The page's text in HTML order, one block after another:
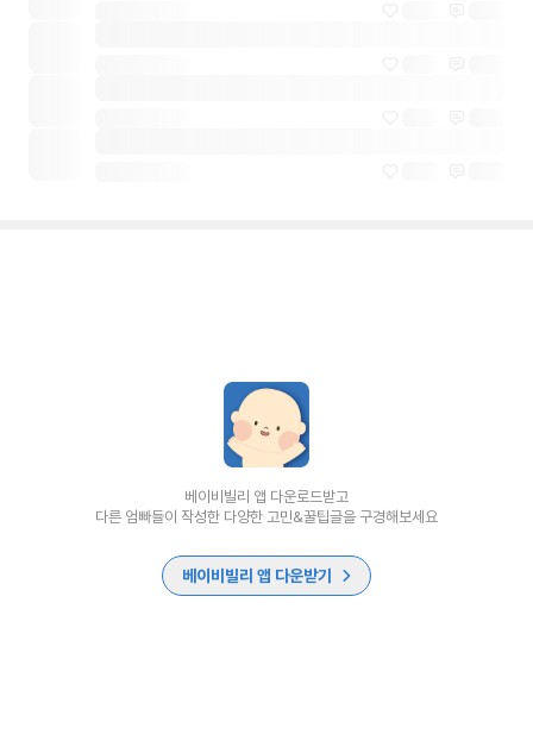
베이비빌리 앱 다운로드받고
다른 엄빠들이 작성한 다양한 고민&꿀팁글을 구경해보세요
베이비빌리 앱 다운받기